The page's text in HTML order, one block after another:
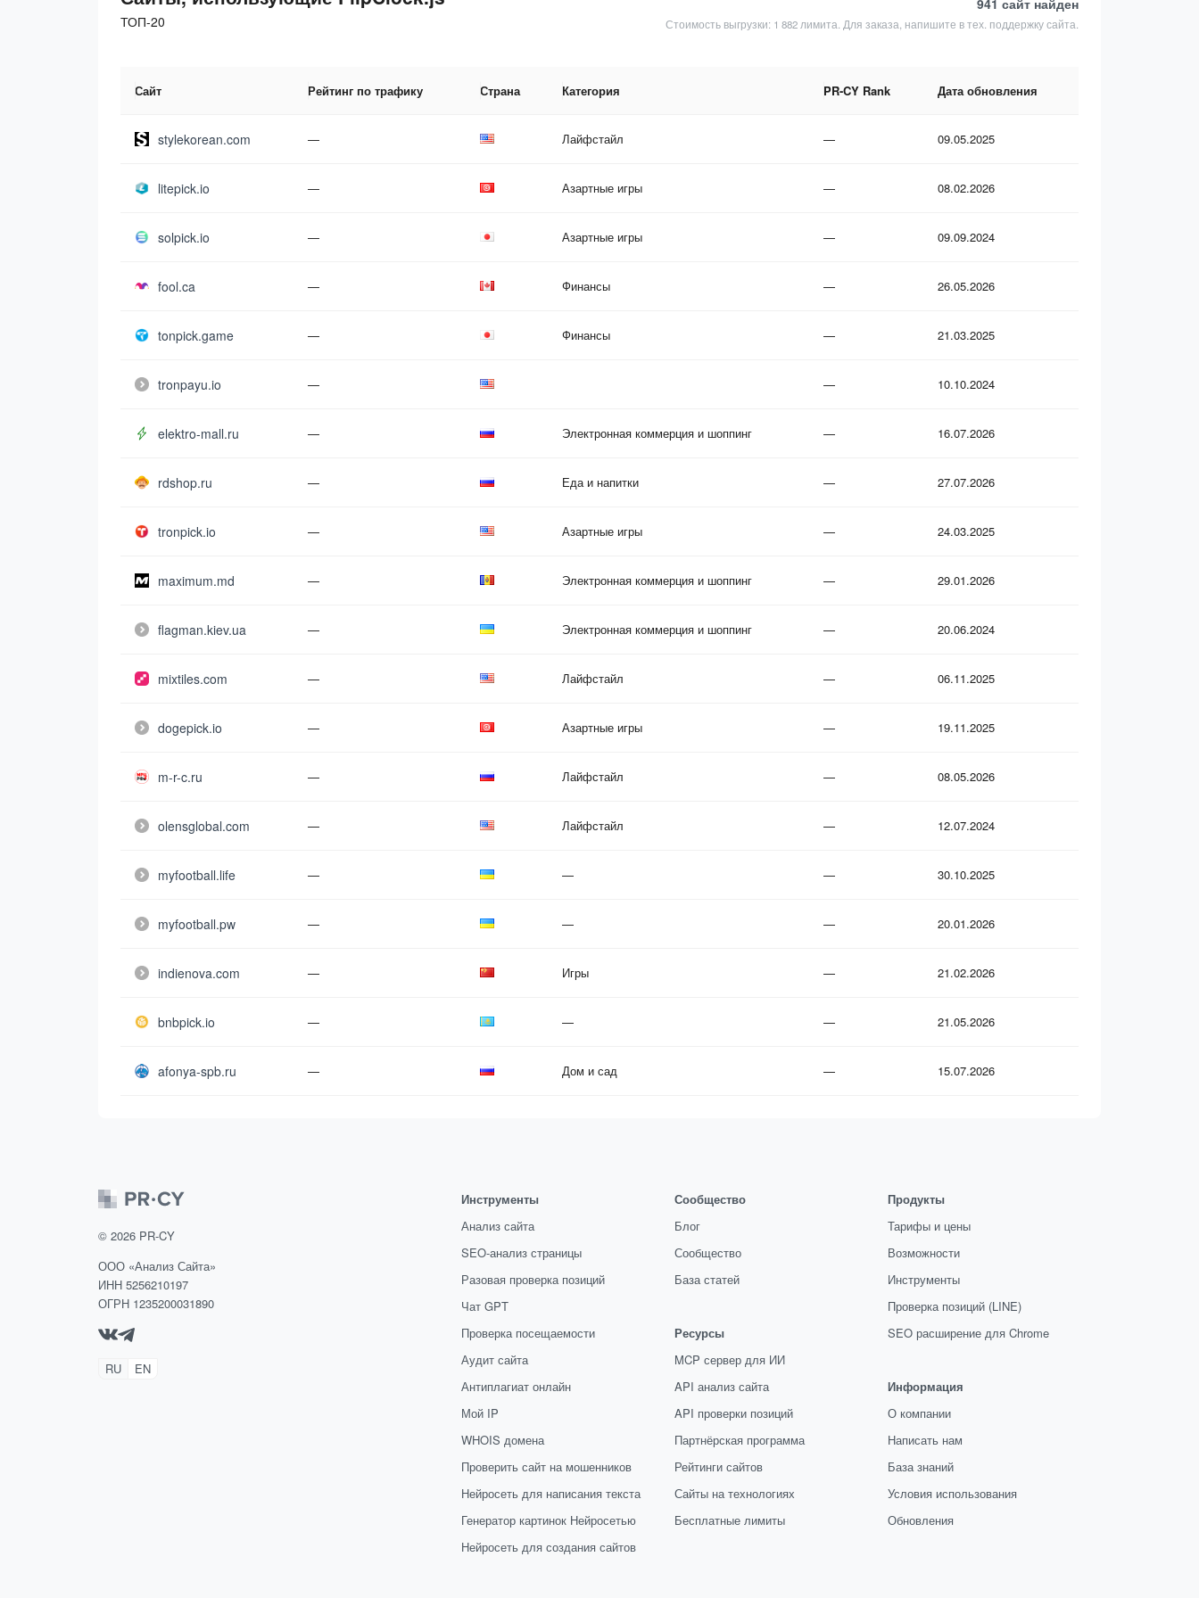
ТОП-20
941 сайт найден
Стоимость выгрузки: 1 882 лимита. Для заказа, напишите в тех. поддержку сайта.
Сайт Рейтинг по трафику Страна Категория PR-CY Rank Дата обновления
stylekorean.com — Лайфстайл — 09.05.2025
litepick.io — Азартные игры — 08.02.2026
solpick.io — Азартные игры — 09.09.2024
fool.ca — Финансы — 26.05.2026
tonpick.game — Финансы — 21.03.2025
tronpayu.io — — 10.10.2024
elektro-mall.ru — Электронная коммерция и шоппинг — 16.07.2026
rdshop.ru — Еда и напитки — 27.07.2026
tronpick.io — Азартные игры — 24.03.2025
maximum.md — Электронная коммерция и шоппинг — 29.01.2026
flagman.kiev.ua — Электронная коммерция и шоппинг — 20.06.2024
mixtiles.com — Лайфстайл — 06.11.2025
dogepick.io — Азартные игры — 19.11.2025
m-r-c.ru — Лайфстайл — 08.05.2026
olensglobal.com — Лайфстайл — 12.07.2024
myfootball.life — — — 30.10.2025
myfootball.pw — — — 20.01.2026
indienova.com — Игры — 21.02.2026
bnbpick.io — — — 21.05.2026
afonya-spb.ru — Дом и сад — 15.07.2026
© 2026 PR-CY
ООО «Анализ Сайта»
ИНН 5256210197
ОГРН 1235200031890
RU EN
Инструменты
Анализ сайта
SEO-анализ страницы
Разовая проверка позиций
Чат GPT
Проверка посещаемости
Аудит сайта
Антиплагиат онлайн
Мой IP
WHOIS домена
Проверить сайт на мошенников
Нейросеть для написания текста
Генератор картинок Нейросетью
Нейросеть для создания сайтов
Сообщество
Блог
Сообщество
База статей
Ресурсы
MCP сервер для ИИ
API анализ сайта
API проверки позиций
Партнёрская программа
Рейтинги сайтов
Сайты на технологиях
Бесплатные лимиты
Продукты
Тарифы и цены
Возможности
Инструменты
Проверка позиций (LINE)
SEO расширение для Chrome
Информация
О компании
Написать нам
База знаний
Условия использования
Обновления